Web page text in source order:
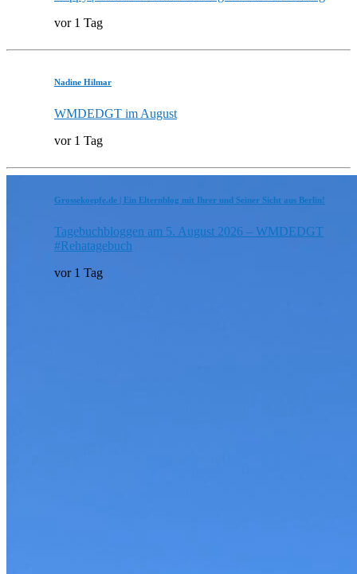
vor 1 Tag
Nadine Hilmar
WMDEDGT im August
vor 1 Tag
Grossekoepfe.de | Ein Elternblog mit Ihrer und Seiner Sicht aus Berlin!
Tagebuchbloggen am 5. August 2026 – WMDEDGT
#Rehatagebuch
vor 1 Tag